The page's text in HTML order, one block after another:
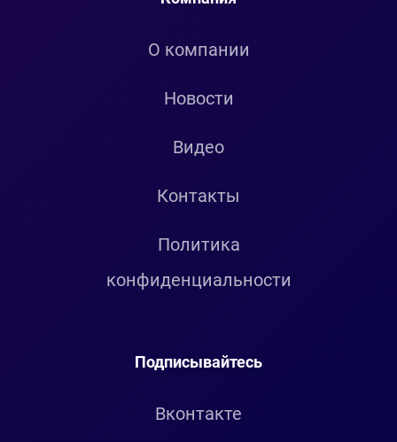
О компании
Новости
Видео
Контакты
Политика
конфиденциальности
Подписывайтесь
Вконтакте